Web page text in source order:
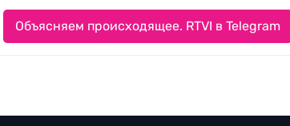
Объясняем происходящее. RTVI в Telegram